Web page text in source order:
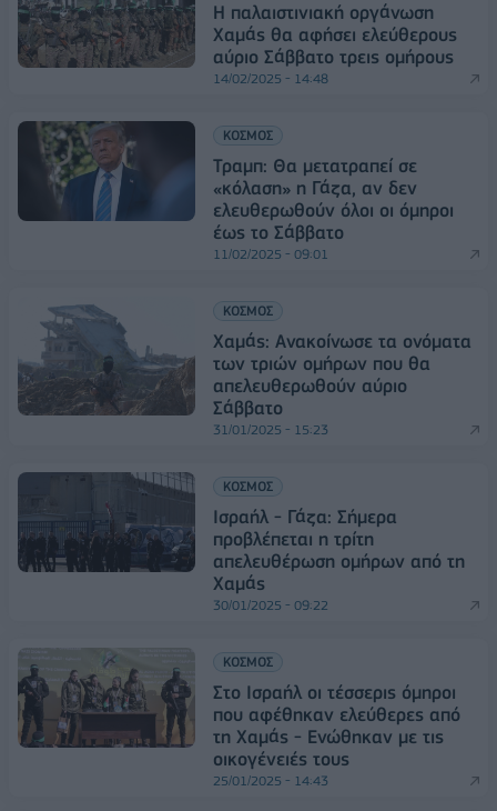
Η παλαιστινιακή οργάνωση
Χαμάς θα αφήσει ελεύθερους
αύριο Σάββατο τρεις ομήρους
14/02/2025 - 14:48
ΚΟΣΜΟΣ
Τραμπ: Θα μετατραπεί σε
«κόλαση» η Γάζα, αν δεν
ελευθερωθούν όλοι οι όμηροι
έως το Σάββατο
11/02/2025 - 09:01
ΚΟΣΜΟΣ
Χαμάς: Ανακοίνωσε τα ονόματα
των τριών ομήρων που θα
απελευθερωθούν αύριο
Σάββατο
31/01/2025 - 15:23
ΚΟΣΜΟΣ
Ισραήλ - Γάζα: Σήμερα
προβλέπεται η τρίτη
απελευθέρωση ομήρων από τη
Χαμάς
30/01/2025 - 09:22
ΚΟΣΜΟΣ
Στο Ισραήλ οι τέσσερις όμηροι
που αφέθηκαν ελεύθερες από
τη Χαμάς - Ενώθηκαν με τις
οικογένειές τους
25/01/2025 - 14:43